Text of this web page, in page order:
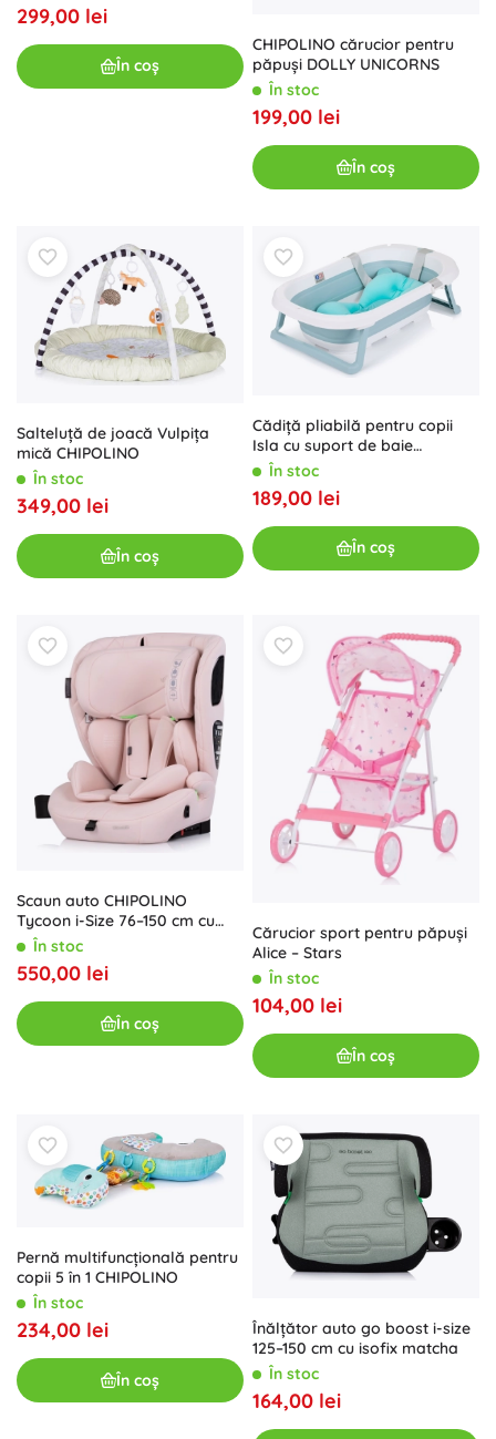
299,00 lei
În coș
CHIPOLINO cărucior pentru
păpuși DOLLY UNICORNS
În stoc
199,00 lei
În coș
Salteluță de joacă Vulpița
mică CHIPOLINO
În stoc
349,00 lei
În coș
Cădiță pliabilă pentru copii
Isla cu suport de baie
Chipolino – Albastru
În stoc
189,00 lei
În coș
Scaun auto CHIPOLINO
Tycoon i-Size 76–150 cm cu
ISOFIX, Pink Marshmallow
În stoc
550,00 lei
În coș
Cărucior sport pentru păpuși
Alice – Stars
În stoc
104,00 lei
În coș
Pernă multifuncțională pentru
copii 5 în 1 CHIPOLINO
În stoc
234,00 lei
În coș
Înălțător auto go boost i-size
125–150 cm cu isofix matcha
În stoc
164,00 lei